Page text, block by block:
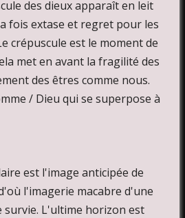
des dieux apparaît en leit
fois extase et regret pour les
crépuscule est le moment de
met en avant la fragilité des
des êtres comme nous.
/ Dieu qui se superpose à
est l'image anticipée de
l'imagerie macabre d'une
survie. L'ultime horizon est